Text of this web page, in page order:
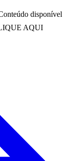
disponível
AQUI